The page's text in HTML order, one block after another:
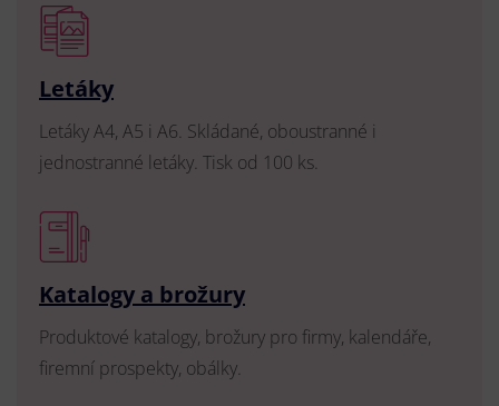
Letáky
Letáky A4, A5 i A6. Skládané, oboustranné i
jednostranné letáky. Tisk od 100 ks.
Katalogy a brožury
Produktové katalogy, brožury pro firmy, kalendáře,
firemní prospekty, obálky.